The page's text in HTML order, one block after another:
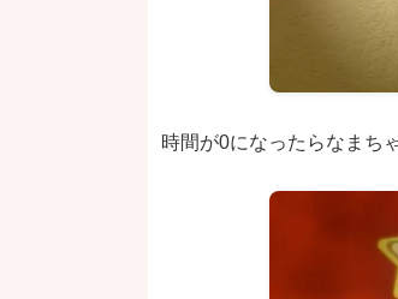
時間が0になったらなまち